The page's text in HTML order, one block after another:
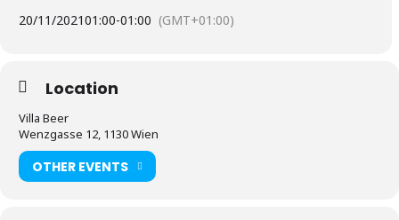
20/11/202101:00-01:00 (GMT+01:00)
Location
Villa Beer
Wenzgasse 12, 1130 Wien
OTHER EVENTS